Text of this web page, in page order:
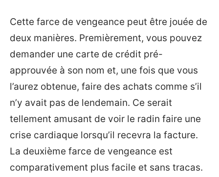
Cette farce de vengeance peut être jouée de
deux manières. Premièrement, vous pouvez
demander une carte de crédit pré-
approuvée à son nom et, une fois que vous
l’aurez obtenue, faire des achats comme s’il
n’y avait pas de lendemain. Ce serait
tellement amusant de voir le radin faire une
crise cardiaque lorsqu’il recevra la facture.
La deuxième farce de vengeance est
comparativement plus facile et sans tracas.